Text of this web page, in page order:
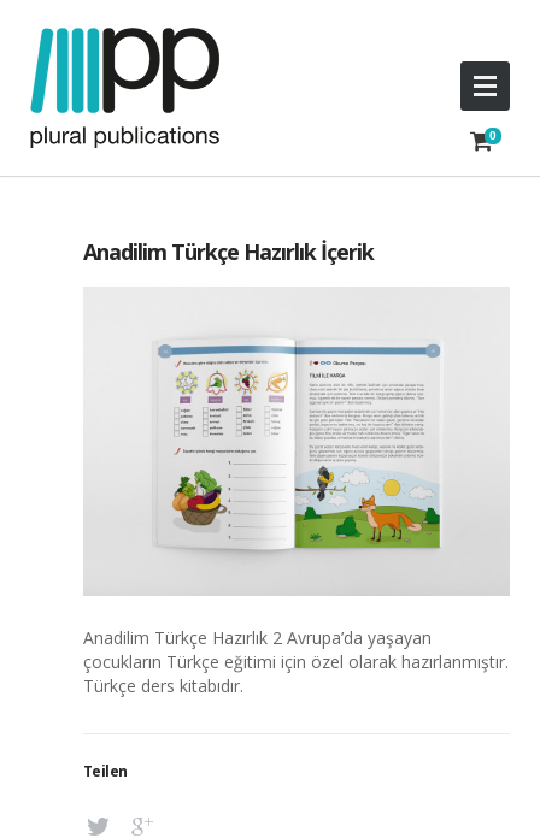
Anadilim Türkçe Hazırlık İçerik
Anadilim Türkçe Hazırlık 2 Avrupa’da yaşayan
çocukların Türkçe eğitimi için özel olarak hazırlanmıştır.
Türkçe ders kitabıdır.
Teilen